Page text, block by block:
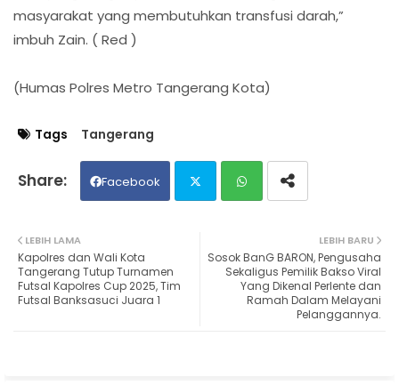
masyarakat yang membutuhkan transfusi darah,”
imbuh Zain. ( Red )
(Humas Polres Metro Tangerang Kota)
Tags Tangerang
Facebook
ats
ap
LEBIH BARU
Sosok BanG BARON, Pengusaha
Sekaligus Pemilik Bakso Viral
Yang Dikenal Perlente dan
Ramah Dalam Melayani
Pelanggannya.
LEBIH LAMA
Kapolres dan Wali Kota
Tangerang Tutup Turnamen
Futsal Kapolres Cup 2025, Tim
Futsal Banksasuci Juara 1